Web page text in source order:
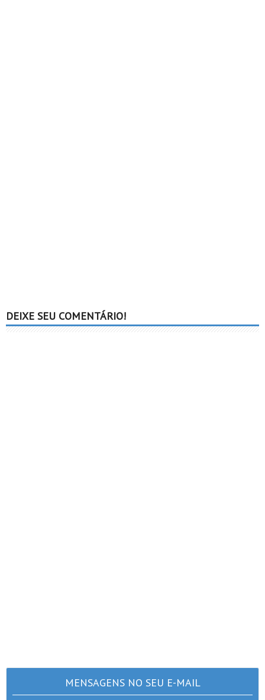
DEIXE SEU COMENTÁRIO!
MENSAGENS NO SEU E-MAIL